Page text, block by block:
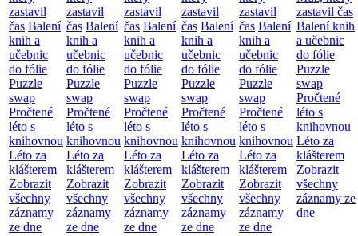
zastavil
čas Balení
knih a
učebnic
do fólie
Puzzle
swap
Pročtené
léto s
knihovnou
Léto za
klášterem
Zobrazit
všechny
záznamy
ze dne
zastavil
čas Balení
knih a
učebnic
do fólie
Puzzle
swap
Pročtené
léto s
knihovnou
Léto za
klášterem
Zobrazit
všechny
záznamy
ze dne
zastavil
čas Balení
knih a
učebnic
do fólie
Puzzle
swap
Pročtené
léto s
knihovnou
Léto za
klášterem
Zobrazit
všechny
záznamy
ze dne
zastavil
čas Balení
knih a
učebnic
do fólie
Puzzle
swap
Pročtené
léto s
knihovnou
Léto za
klášterem
Zobrazit
všechny
záznamy
ze dne
zastavil
čas Balení
knih a
učebnic
do fólie
Puzzle
swap
Pročtené
léto s
knihovnou
Léto za
klášterem
Zobrazit
všechny
záznamy
ze dne
zastavil čas
Balení knih
a učebnic
do fólie
Puzzle
swap
Pročtené
léto s
knihovnou
Léto za
klášterem
Zobrazit
všechny
záznamy ze
dne